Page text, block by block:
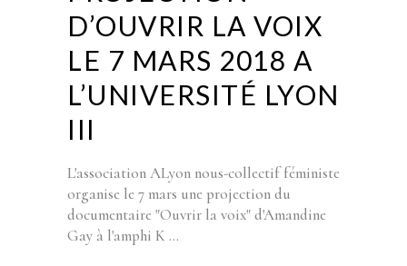
D’OUVRIR LA VOIX
LE 7 MARS 2018 A
L’UNIVERSITÉ LYON
III
L'association ALyon nous-collectif féministe
organise le 7 mars une projection du
documentaire "Ouvrir la voix" d'Amandine
Gay à l'amphi K